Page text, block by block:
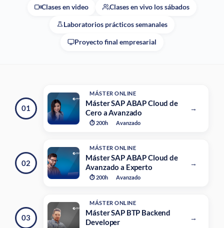
Clases en video Clases en vivo los sábados
Laboratorios prácticos semanales
Proyecto final empresarial
01
MÁSTER ONLINE
Máster SAP ABAP Cloud de
Cero a Avanzado
⏱ 200h Avanzado
→
02
MÁSTER ONLINE
Máster SAP ABAP Cloud de
Avanzado a Experto
⏱ 200h Avanzado
→
03
MÁSTER ONLINE
Máster SAP BTP Backend
Developer
→